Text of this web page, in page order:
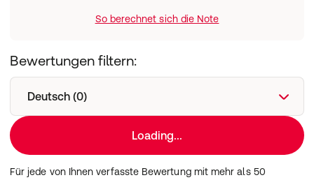
So berechnet sich die Note
Bewertungen filtern:
Deutsch (0)
Loading...
Für jede von Ihnen verfasste Bewertung mit mehr als 50